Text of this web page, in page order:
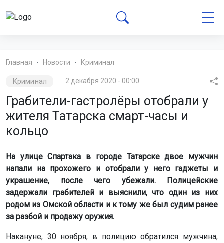
Главная Новости Криминал
Криминал 2 декабря 2020 - 00:00
Грабители-гастролёры отобрали у
жителя Татарска смарт-часы и
кольцо
На улице Спартака в городе Татарске двое мужчин
напали на прохожего и отобрали у него гаджеты и
украшение, после чего убежали. Полицейские
задержали грабителей и выяснили, что один из них
родом из Омской области и к тому же был судим ранее
за разбой и продажу оружия.
Накануне, 30 ноября, в полицию обратился мужчина,